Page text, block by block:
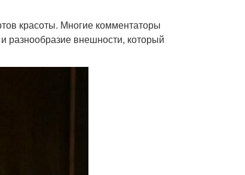
красоты. Многие комментаторы
разнообразие внешности, который